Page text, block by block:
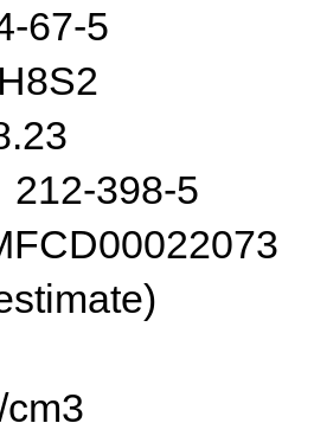
67-5
212-398-5